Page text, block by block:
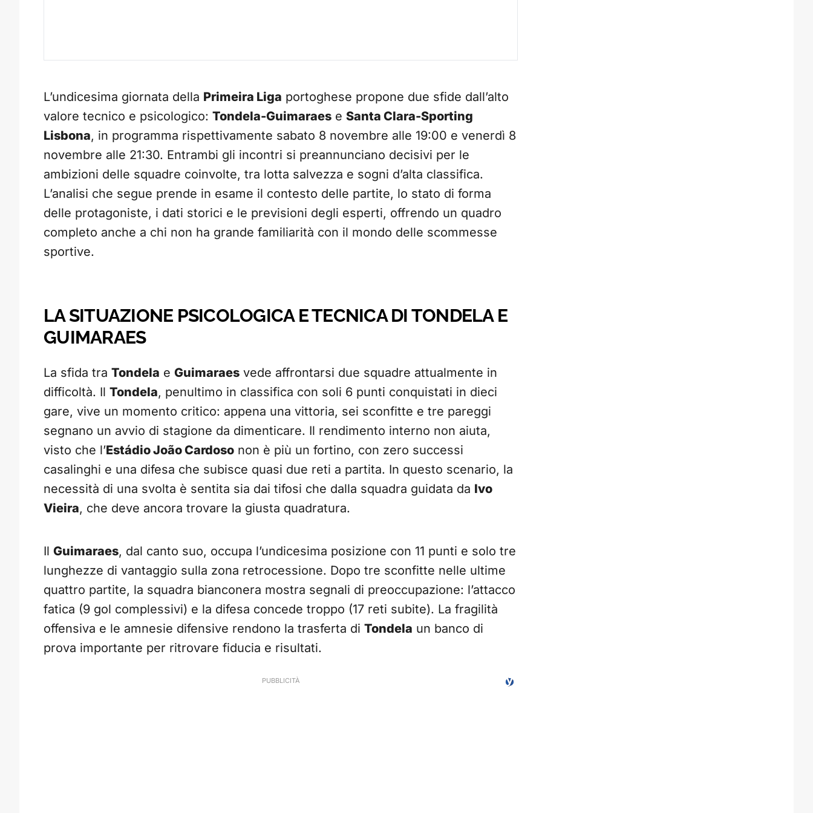
L’undicesima giornata della Primeira Liga portoghese propone due sfide dall’alto
valore tecnico e psicologico: Tondela-Guimaraes e Santa Clara-Sporting
Lisbona, in programma rispettivamente sabato 8 novembre alle 19:00 e venerdì 8
novembre alle 21:30. Entrambi gli incontri si preannunciano decisivi per le
ambizioni delle squadre coinvolte, tra lotta salvezza e sogni d’alta classifica.
L’analisi che segue prende in esame il contesto delle partite, lo stato di forma
delle protagoniste, i dati storici e le previsioni degli esperti, offrendo un quadro
completo anche a chi non ha grande familiarità con il mondo delle scommesse
sportive.
LA SITUAZIONE PSICOLOGICA E TECNICA DI TONDELA E
GUIMARAES
La sfida tra Tondela e Guimaraes vede affrontarsi due squadre attualmente in
difficoltà. Il Tondela, penultimo in classifica con soli 6 punti conquistati in dieci
gare, vive un momento critico: appena una vittoria, sei sconfitte e tre pareggi
segnano un avvio di stagione da dimenticare. Il rendimento interno non aiuta,
visto che l’Estádio João Cardoso non è più un fortino, con zero successi
casalinghi e una difesa che subisce quasi due reti a partita. In questo scenario, la
necessità di una svolta è sentita sia dai tifosi che dalla squadra guidata da Ivo
Vieira, che deve ancora trovare la giusta quadratura.
Il Guimaraes, dal canto suo, occupa l’undicesima posizione con 11 punti e solo tre
lunghezze di vantaggio sulla zona retrocessione. Dopo tre sconfitte nelle ultime
quattro partite, la squadra bianconera mostra segnali di preoccupazione: l’attacco
fatica (9 gol complessivi) e la difesa concede troppo (17 reti subite). La fragilità
offensiva e le amnesie difensive rendono la trasferta di Tondela un banco di
prova importante per ritrovare fiducia e risultati.